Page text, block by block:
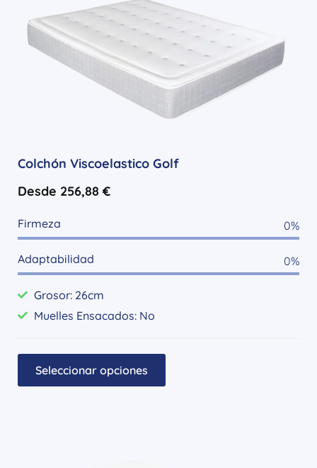
Colchón Viscoelastico Golf
Desde 256,88 €
Firmeza 0%
Adaptabilidad 0%
Grosor: 26cm
Muelles Ensacados: No
Seleccionar opciones